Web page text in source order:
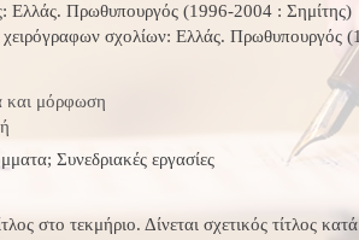
Ελλάς. Πρωθυπουργός (1996-2004 : Σημίτης)
σχολίων: Ελλάς. Πρωθυπουργός
και μόρφωση
Συνεδριακές εργασίες
στο τεκμήριο. Δίνεται σχετικός τίτλος